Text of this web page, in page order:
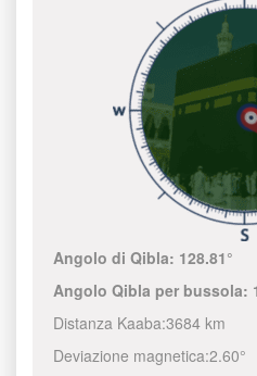
Angolo di Qibla: 128.81°
Angolo Qibla per bussola:
Distanza Kaaba:3684 km
Deviazione magnetica:2.60°